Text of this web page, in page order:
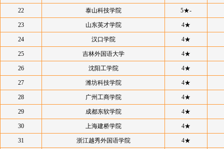
22 泰山科技学院 5★-
23 山东英才学院 4★
24 汉口学院 4★
25 吉林外国语大学 4★
26 沈阳工学院 4★
27 潍坊科技学院 4★
28 广州工商学院 4★
29 成都东软学院 4★
30 上海建桥学院 4★
31 浙江越秀外国语学院 4★